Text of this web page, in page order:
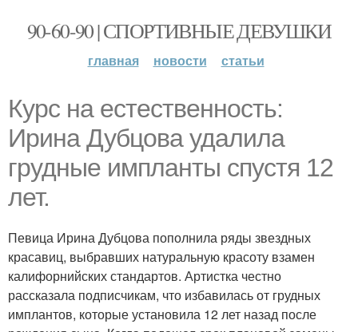
90-60-90 | СПОРТИВНЫЕ ДЕВУШКИ
главная новости статьи
Курс на естественность:
Ирина Дубцова удалила
грудные импланты спустя 12
лет.
Певица Ирина Дубцова пополнила ряды звездных
красавиц, выбравших натуральную красоту взамен
калифорнийских стандартов. Артистка честно
рассказала подписчикам, что избавилась от грудных
имплантов, которые установила 12 лет назад после